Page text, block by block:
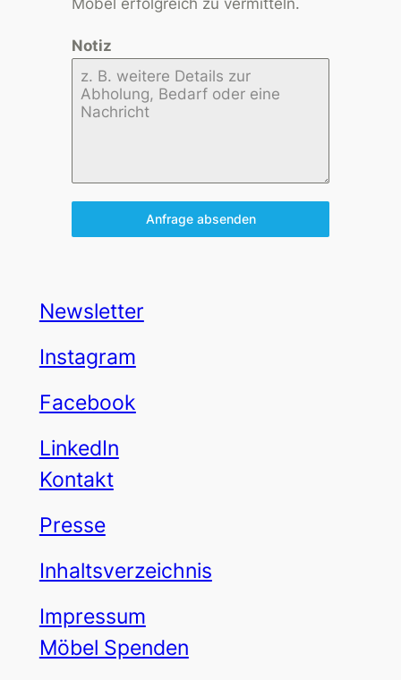
Möbel erfolgreich zu vermitteln.
Notiz
Anfrage absenden
Newsletter
Instagram
Facebook
LinkedIn
Kontakt
Presse
Inhaltsverzeichnis
Impressum
Möbel Spenden